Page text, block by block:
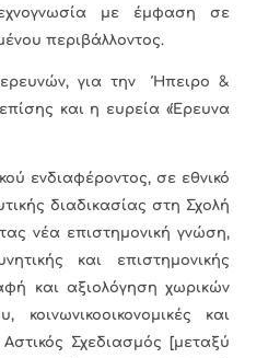
με έμφαση σε
περιβάλλοντος.
για την Ήπειρο &
και η ευρεία «Έρευνα
ενδιαφέροντος, σε εθνικό
διαδικασίας στη Σχολή
νέα επιστημονική γνώση,
και επιστημονικής
και αξιολόγηση χωρικών
και
Σχεδιασμός [μεταξύ